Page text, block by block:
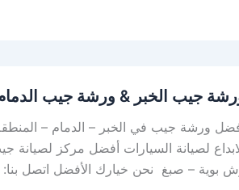
جيب الخبر & ورشة جيب
لصيانة السيارات أفضل مركز
بوية – صبغ نحن خيارك الأفضل اتصل بنا: 0569391132 العنوان […]
ورشة